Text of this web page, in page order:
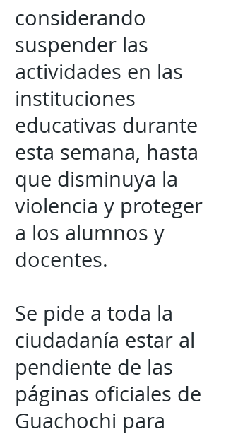
considerando
suspender las
actividades en las
instituciones
educativas durante
esta semana, hasta
que disminuya la
violencia y proteger
a los alumnos y
docentes.
Se pide a toda la
ciudadanía estar al
pendiente de las
páginas oficiales de
Guachochi para